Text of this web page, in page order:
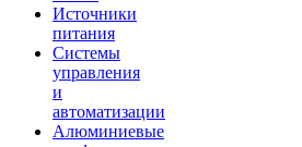
Источники
питания
Системы
управления
и
автоматизации
Алюминиевые